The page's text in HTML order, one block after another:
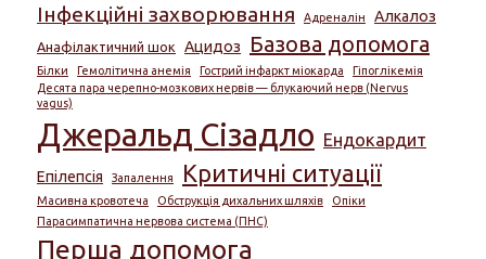
Інфекційні захворювання Адреналін Алкалоз
Анафілактичний шок Ацидоз Базова допомога
Білки Гемолітична анемія Гострий інфаркт міокарда
Гіпоглікемія
Десята пара черепно-мозкових нервів — блукаючий нерв (Nervus
vagus)
Джеральд Сізадло Ендокардит
Епілепсія Запалення Критичні ситуації
Масивна кровотеча Обструкція дихальних шляхів
Опіки
Парасимпатична нервова система (ПНС)
Перша допомога